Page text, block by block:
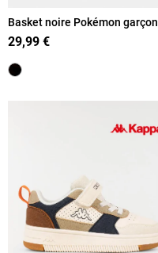
Basket noire Pokémon garçon
(24-30)
29,99 €